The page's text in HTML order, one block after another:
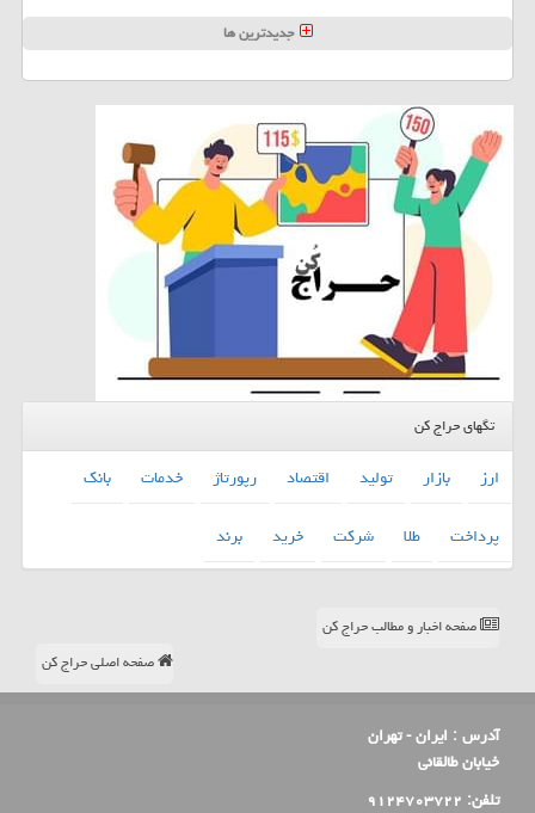
جدیدترین ها
تگهای حراج کن
ارز بازار تولید اقتصاد رپورتاژ خدمات
بانك
پرداخت
طلا شركت خرید برند
صفحه اخبار و مطالب حراج کن
صفحه اصلی حراج کن
آدرس : ایران - تهران
خیابان طالقانی
تلفن: ۹۱۲۴۷۰۳۷۲۲